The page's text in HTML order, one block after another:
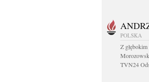
POLSKA
Z
TVN24